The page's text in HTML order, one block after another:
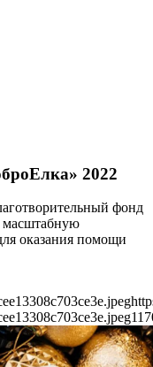
2022
фонд
масштабную
оказания помощи